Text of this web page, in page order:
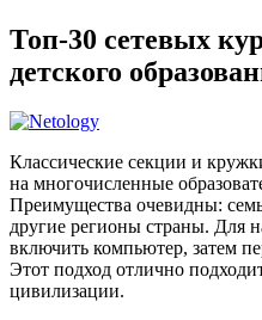
Топ-30 сетевых
детского
Классические секции и
на многочисленные
Преимущества очевидны:
другие регионы страны. Для
включить компьютер, затем
Этот подход отлично
цивилизации.